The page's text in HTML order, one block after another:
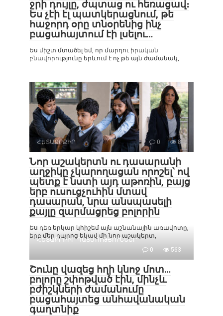
ջրի դույլը, ժպտաց ու հեռացավ։
Ես չէի էլ պատկերացնում, թե
հաջորդ օրը տնօրենից ինչ
բացահայտում էի լսելու…
Ես միշտ մտածել եմ, որ մարդու իրական
բնավորությունը երևում է ոչ թե այն ժամանակ,
ՀԵՏԱՔՐՔԻՐ 0 8
Նոր աշակերտն ու դասարանի
աղջիկը չկարողացան որոշել՝ ով
պետք է նստի այդ աթոռին, բայց
երբ ուսուցչուհին մտավ
դասարան, նրա անսպասելի
քայլը զարմացրեց բոլորին
Ես դեռ երկար կհիշեմ այն աշնանային առավոտը,
երբ մեր դպրոց եկավ մի նոր աշակերտ,
ՀԵՏԱՔՐՔԻՐ ՊԱՏՄՈՒԹՅՈՒՆՆԵՐ
0
563
Շունը վազեց հղի կնոջ մոտ…
բոլորը շփոթված էին, մինչև
բժիշկների ժամանումը
բացահայտեց անհավանական
գաղտնիք